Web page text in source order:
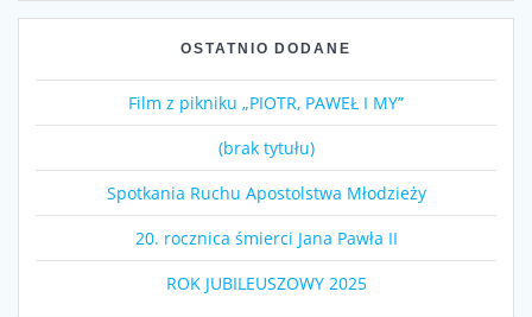
OSTATNIO DODANE
Film z pikniku „PIOTR, PAWEŁ I MY”
(brak tytułu)
Spotkania Ruchu Apostolstwa Młodzieży
20. rocznica śmierci Jana Pawła II
ROK JUBILEUSZOWY 2025